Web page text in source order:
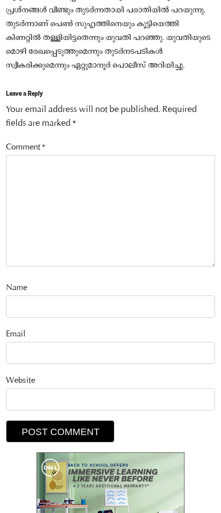
പ്രശ്‌നങ്ങള്‍ വീണ്ടും തുടര്‍ന്നതായി പരാതിയില്‍ പറയുന്നു.
തുടര്‍ന്നാണ് പെണ്‍ സുഹൃത്തിനെയും കൂട്ടിയെത്തി
കിണറ്റില്‍ തള്ളിയിട്ടതെന്നും യുവതി പറഞ്ഞു. യുവതിയുടെ
മൊഴി രേഖപ്പെടുത്തുമെന്നും തുടര്‍നടപടികള്‍
സ്വീകരിക്കുമെന്നും ഏറ്റുമാനൂര്‍ പൊലീസ് അറിയിച്ചു.
Leave a Reply
Your email address will not be published. Required
fields are marked *
Comment*
Name
Email
Website